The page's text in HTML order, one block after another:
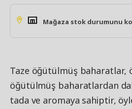
Mağaza stok durumunu
Taze öğütülmüş baharatlar,
öğütülmüş baharatlardan
tada ve aromaya sahiptir,